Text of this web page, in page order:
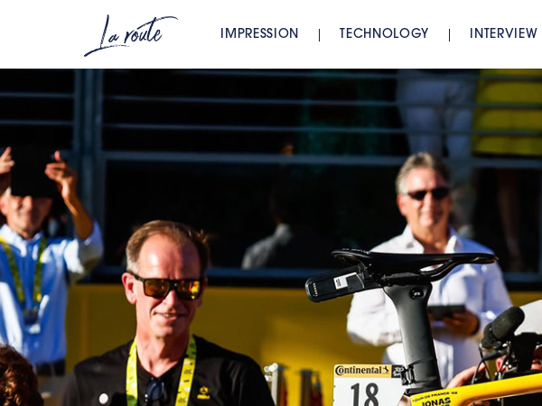
IMPRESSION TECHNOLOGY INTERVIEW